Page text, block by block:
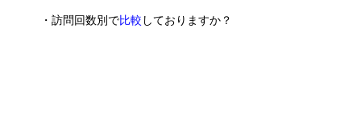
・訪問回数別で比較 しておりますか？